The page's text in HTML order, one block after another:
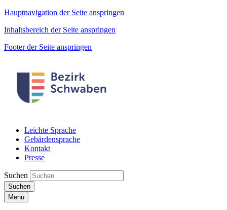
Hauptnavigation der Seite anspringen
Inhaltsbereich der Seite anspringen
Footer der Seite anspringen
Leichte Sprache
Gebärdensprache
Kontakt
Presse
Suchen
Suchen
Menü